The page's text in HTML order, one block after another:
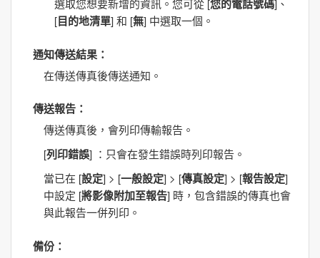
選取您想要新增的資訊。您可從 [您的電話號碼]、
[目的地清單] 和 [無] 中選取一個。
通知傳送結果 ：
在傳送傳真後傳送通知。
傳送報告 ：
傳送傳真後，會列印傳輸報告。
[列印錯誤] ：只會在發生錯誤時列印報告。
當已在 [設定] > [一般設定] > [傳真設定] > [報告設定]
中設定 [將影像附加至報告] 時，包含錯誤的傳真也會
與此報告一併列印。
備份 ：